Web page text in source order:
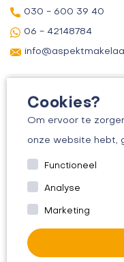
Cookies?
Om ervoor te
onze website hebt,
Functioneel
Analyse
Marketing
030 - 600 39 40
06 - 42148784